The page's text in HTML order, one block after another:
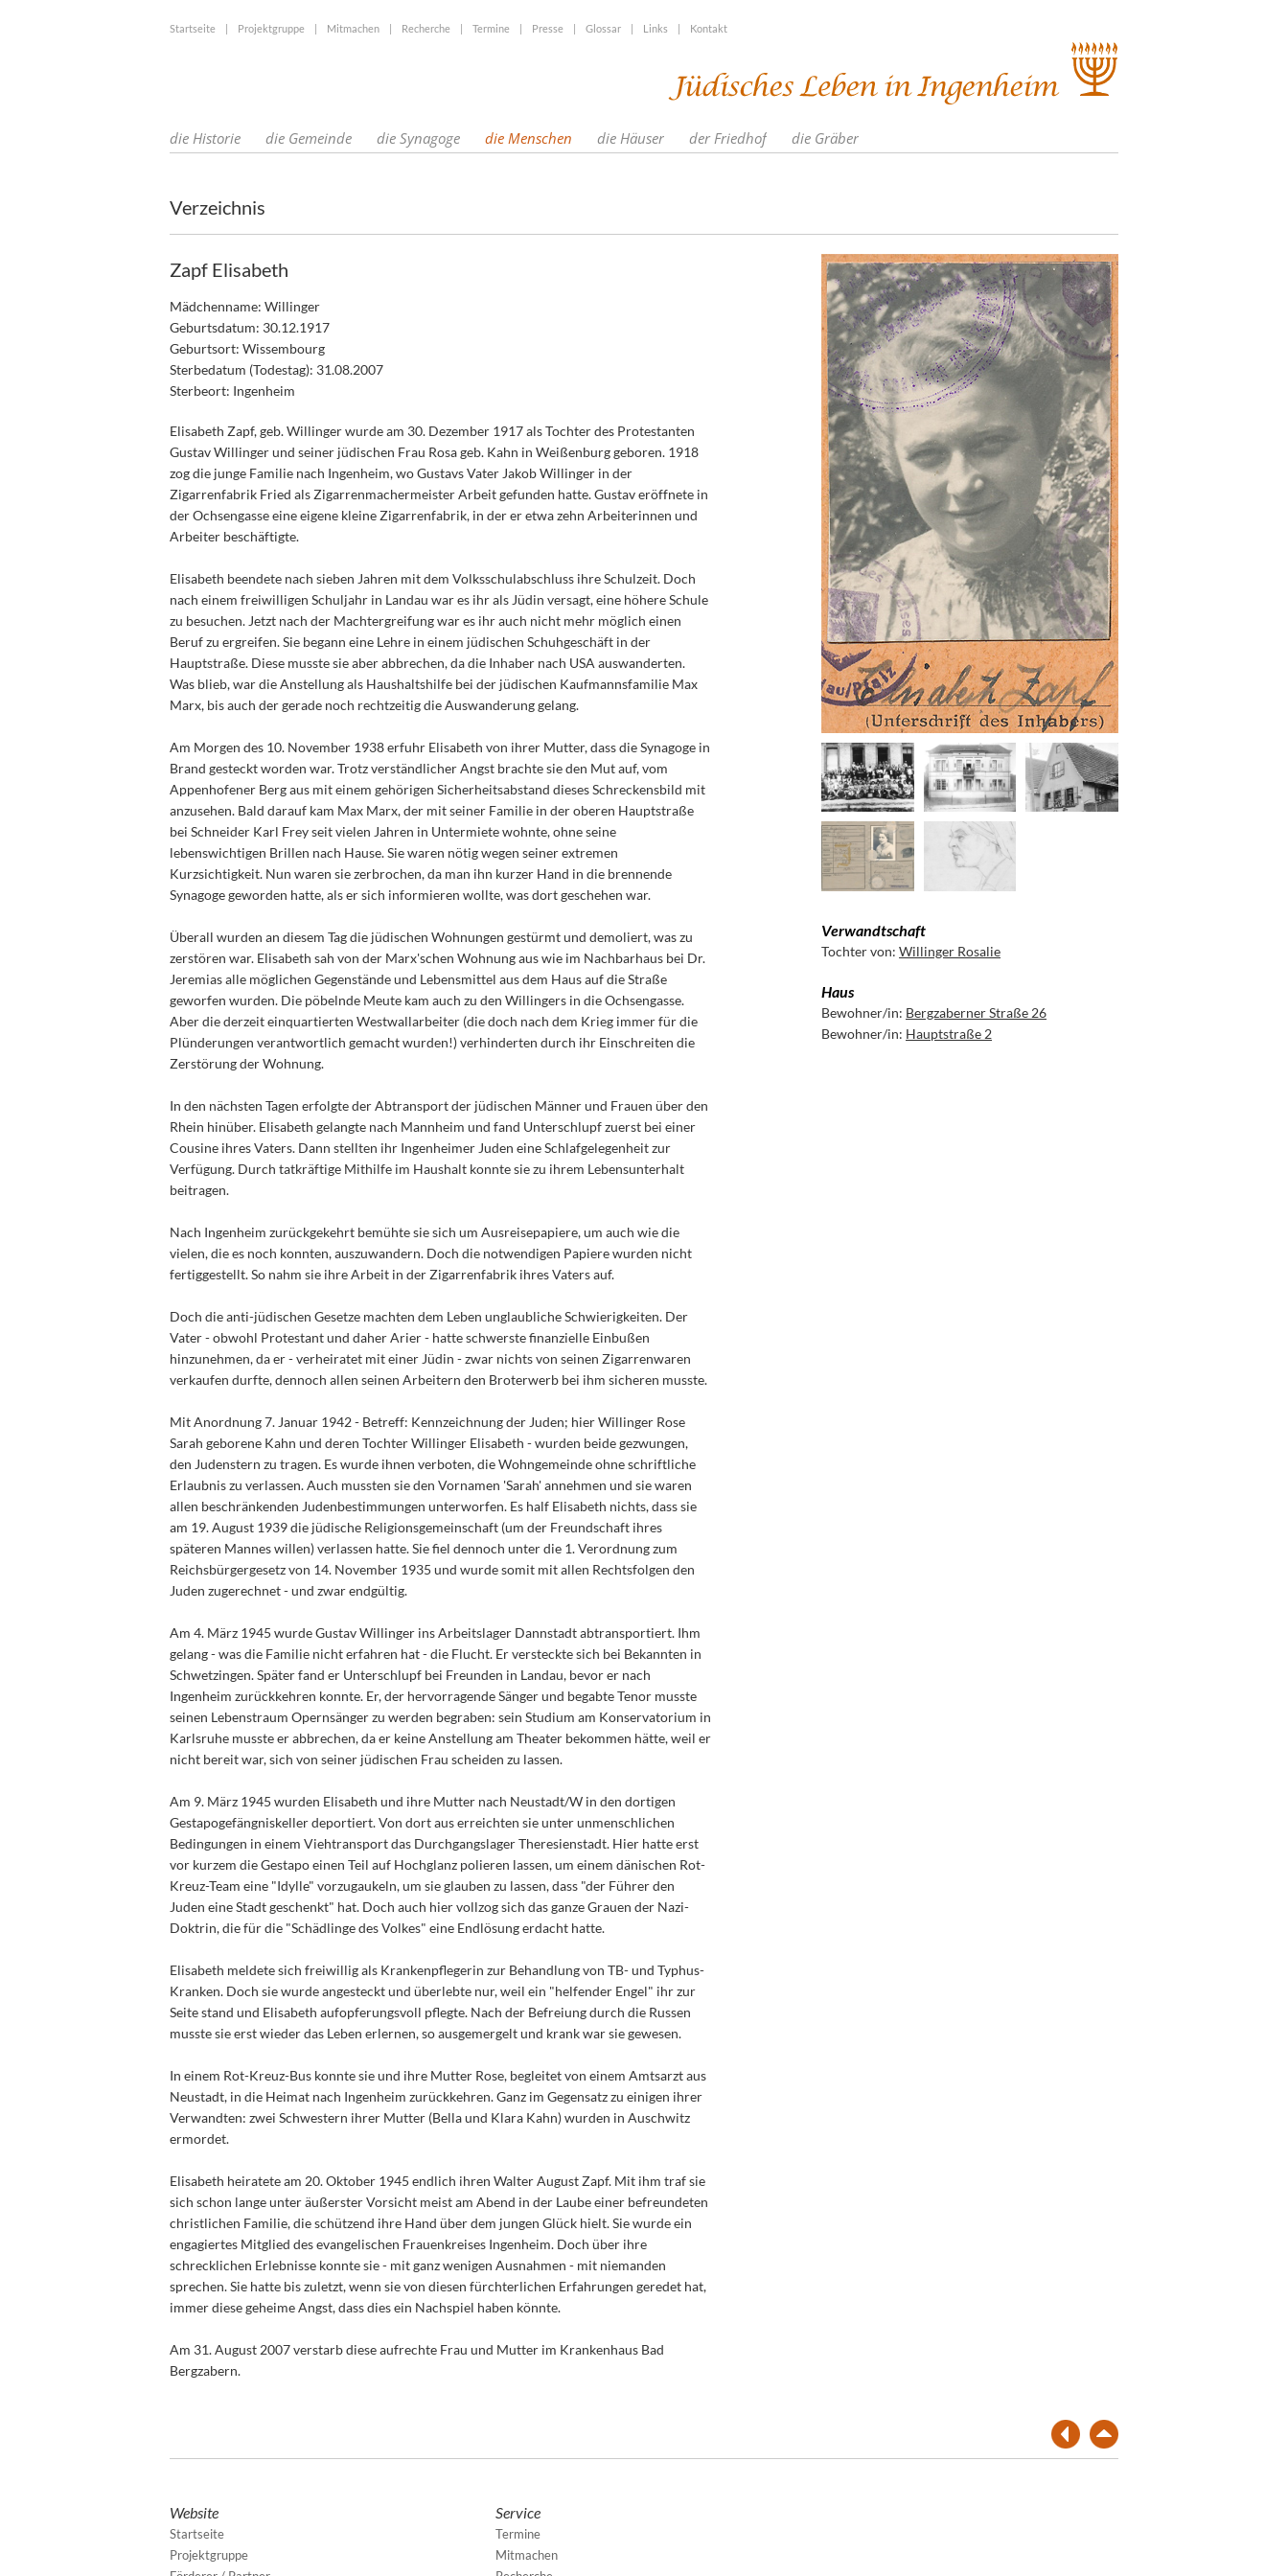
Startseite | Projektgruppe | Mitmachen | Recherche | Termine | Presse | Glossar | Links | Kontakt
die Historie die Gemeinde die Synagoge die Menschen die Häuser der Friedhof die Gräber
Verzeichnis
Zapf Elisabeth
Mädchenname: Willinger
Geburtsdatum: 30.12.1917
Geburtsort: Wissembourg
Sterbedatum (Todestag): 31.08.2007
Sterbeort: Ingenheim
Elisabeth Zapf, geb. Willinger wurde am 30. Dezember 1917 als Tochter des Protestanten
Gustav Willinger und seiner jüdischen Frau Rosa geb. Kahn in Weißenburg geboren. 1918
zog die junge Familie nach Ingenheim, wo Gustavs Vater Jakob Willinger in der
Zigarrenfabrik Fried als Zigarrenmachermeister Arbeit gefunden hatte. Gustav eröffnete in
der Ochsengasse eine eigene kleine Zigarrenfabrik, in der er etwa zehn Arbeiterinnen und
Arbeiter beschäftigte.
Elisabeth beendete nach sieben Jahren mit dem Volksschulabschluss ihre Schulzeit. Doch
nach einem freiwilligen Schuljahr in Landau war es ihr als Jüdin versagt, eine höhere Schule
zu besuchen. Jetzt nach der Machtergreifung war es ihr auch nicht mehr möglich einen
Beruf zu ergreifen. Sie begann eine Lehre in einem jüdischen Schuhgeschäft in der
Hauptstraße. Diese musste sie aber abbrechen, da die Inhaber nach USA auswanderten.
Was blieb, war die Anstellung als Haushaltshilfe bei der jüdischen Kaufmannsfamilie Max
Marx, bis auch der gerade noch rechtzeitig die Auswanderung gelang.
Am Morgen des 10. November 1938 erfuhr Elisabeth von ihrer Mutter, dass die Synagoge in
Brand gesteckt worden war. Trotz verständlicher Angst brachte sie den Mut auf, vom
Appenhofener Berg aus mit einem gehörigen Sicherheitsabstand dieses Schreckensbild mit
anzusehen. Bald darauf kam Max Marx, der mit seiner Familie in der oberen Hauptstraße
bei Schneider Karl Frey seit vielen Jahren in Untermiete wohnte, ohne seine
lebenswichtigen Brillen nach Hause. Sie waren nötig wegen seiner extremen
Kurzsichtigkeit. Nun waren sie zerbrochen, da man ihn kurzer Hand in die brennende
Synagoge geworden hatte, als er sich informieren wollte, was dort geschehen war.
Überall wurden an diesem Tag die jüdischen Wohnungen gestürmt und demoliert, was zu
zerstören war. Elisabeth sah von der Marx'schen Wohnung aus wie im Nachbarhaus bei Dr.
Jeremias alle möglichen Gegenstände und Lebensmittel aus dem Haus auf die Straße
geworfen wurden. Die pöbelnde Meute kam auch zu den Willingers in die Ochsengasse.
Aber die derzeit einquartierten Westwallarbeiter (die doch nach dem Krieg immer für die
Plünderungen verantwortlich gemacht wurden!) verhinderten durch ihr Einschreiten die
Zerstörung der Wohnung.
In den nächsten Tagen erfolgte der Abtransport der jüdischen Männer und Frauen über den
Rhein hinüber. Elisabeth gelangte nach Mannheim und fand Unterschlupf zuerst bei einer
Cousine ihres Vaters. Dann stellten ihr Ingenheimer Juden eine Schlafgelegenheit zur
Verfügung. Durch tatkräftige Mithilfe im Haushalt konnte sie zu ihrem Lebensunterhalt
beitragen.
Nach Ingenheim zurückgekehrt bemühte sie sich um Ausreisepapiere, um auch wie die
vielen, die es noch konnten, auszuwandern. Doch die notwendigen Papiere wurden nicht
fertiggestellt. So nahm sie ihre Arbeit in der Zigarrenfabrik ihres Vaters auf.
Doch die anti-jüdischen Gesetze machten dem Leben unglaubliche Schwierigkeiten. Der
Vater - obwohl Protestant und daher Arier - hatte schwerste finanzielle Einbußen
hinzunehmen, da er - verheiratet mit einer Jüdin - zwar nichts von seinen Zigarrenwaren
verkaufen durfte, dennoch allen seinen Arbeitern den Broterwerb bei ihm sicheren musste.
Mit Anordnung 7. Januar 1942 - Betreff: Kennzeichnung der Juden; hier Willinger Rose
Sarah geborene Kahn und deren Tochter Willinger Elisabeth - wurden beide gezwungen,
den Judenstern zu tragen. Es wurde ihnen verboten, die Wohngemeinde ohne schriftliche
Erlaubnis zu verlassen. Auch mussten sie den Vornamen 'Sarah' annehmen und sie waren
allen beschränkenden Judenbestimmungen unterworfen. Es half Elisabeth nichts, dass sie
am 19. August 1939 die jüdische Religionsgemeinschaft (um der Freundschaft ihres
späteren Mannes willen) verlassen hatte. Sie fiel dennoch unter die 1. Verordnung zum
Reichsbürgergesetz von 14. November 1935 und wurde somit mit allen Rechtsfolgen den
Juden zugerechnet - und zwar endgültig.
Am 4. März 1945 wurde Gustav Willinger ins Arbeitslager Dannstadt abtransportiert. Ihm
gelang - was die Familie nicht erfahren hat - die Flucht. Er versteckte sich bei Bekannten in
Schwetzingen. Später fand er Unterschlupf bei Freunden in Landau, bevor er nach
Ingenheim zurückkehren konnte. Er, der hervorragende Sänger und begabte Tenor musste
seinen Lebenstraum Opernsänger zu werden begraben: sein Studium am Konservatorium in
Karlsruhe musste er abbrechen, da er keine Anstellung am Theater bekommen hätte, weil er
nicht bereit war, sich von seiner jüdischen Frau scheiden zu lassen.
Am 9. März 1945 wurden Elisabeth und ihre Mutter nach Neustadt/W in den dortigen
Gestapogefängniskeller deportiert. Von dort aus erreichten sie unter unmenschlichen
Bedingungen in einem Viehtransport das Durchgangslager Theresienstadt. Hier hatte erst
vor kurzem die Gestapo einen Teil auf Hochglanz polieren lassen, um einem dänischen Rot-
Kreuz-Team eine "Idylle" vorzugaukeln, um sie glauben zu lassen, dass "der Führer den
Juden eine Stadt geschenkt" hat. Doch auch hier vollzog sich das ganze Grauen der Nazi-
Doktrin, die für die "Schädlinge des Volkes" eine Endlösung erdacht hatte.
Elisabeth meldete sich freiwillig als Krankenpflegerin zur Behandlung von TB- und Typhus-
Kranken. Doch sie wurde angesteckt und überlebte nur, weil ein "helfender Engel" ihr zur
Seite stand und Elisabeth aufopferungsvoll pflegte. Nach der Befreiung durch die Russen
musste sie erst wieder das Leben erlernen, so ausgemergelt und krank war sie gewesen.
In einem Rot-Kreuz-Bus konnte sie und ihre Mutter Rose, begleitet von einem Amtsarzt aus
Neustadt, in die Heimat nach Ingenheim zurückkehren. Ganz im Gegensatz zu einigen ihrer
Verwandten: zwei Schwestern ihrer Mutter (Bella und Klara Kahn) wurden in Auschwitz
ermordet.
Elisabeth heiratete am 20. Oktober 1945 endlich ihren Walter August Zapf. Mit ihm traf sie
sich schon lange unter äußerster Vorsicht meist am Abend in der Laube einer befreundeten
christlichen Familie, die schützend ihre Hand über dem jungen Glück hielt. Sie wurde ein
engagiertes Mitglied des evangelischen Frauenkreises Ingenheim. Doch über ihre
schrecklichen Erlebnisse konnte sie - mit ganz wenigen Ausnahmen - mit niemanden
sprechen. Sie hatte bis zuletzt, wenn sie von diesen fürchterlichen Erfahrungen geredet hat,
immer diese geheime Angst, dass dies ein Nachspiel haben könnte.
Am 31. August 2007 verstarb diese aufrechte Frau und Mutter im Krankenhaus Bad
Bergzabern.
Verwandtschaft
Tochter von:Willinger Rosalie
Haus
Bewohner/in: Bergzaberner Straße 26
Bewohner/in: Hauptstraße 2
Website
Startseite
Projektgruppe
Service
Termine
Mitmachen